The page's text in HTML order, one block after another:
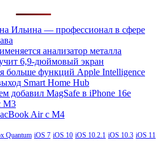
Ильина — профессионал в сфере
анализатор металла
6,9-дюймовый экран
больше функций Apple Intelligence
Smart Home Hub
добавил MagSafe в iPhone 16e
M3
Air с M4
Quantum iOS 7 iOS 10 iOS 10.2.1 iOS 10.3 iOS 11